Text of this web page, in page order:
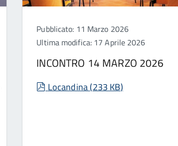
Pubblicato: 11 Marzo 2026
Ultima modifica: 17 Aprile 2026
INCONTRO 14 MARZO 2026
pdf
Locandina(233 KB)